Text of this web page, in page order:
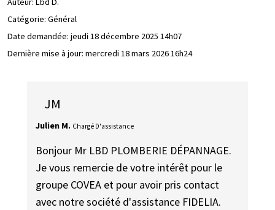
Catégorie: Général
Date demandée: jeudi 18 décembre 2025 14h07
Dernière mise à jour: mercredi 18 mars 2026 16h24
JM
Julien M. Chargé D'assistance
Bonjour Mr LBD PLOMBERIE DÉPANNAGE.
Je vous remercie de votre intérêt pour le
groupe COVEA et pour avoir pris contact
avec notre société d'assistance FIDELIA.